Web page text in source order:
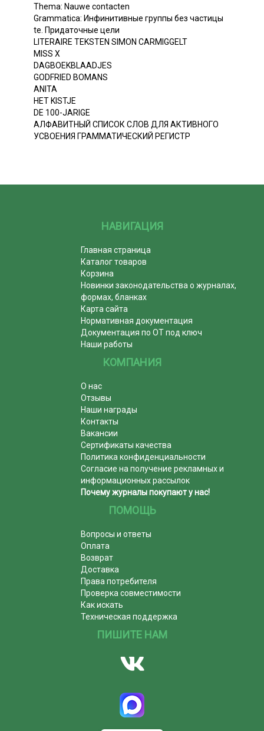
Thema: Nauwe contacten
Grammatica: Инфинитивные группы без частицы
te. Придаточные цели
LITERAIRE TEKSTEN SIMON CARMIGGELT
MISS X
DAGBOEKBLAADJES
GODFRIED BOMANS
ANITA
НЕТ KISTJE
DE 100-JARIGE
АЛФАВИТНЫЙ СПИСОК СЛОВ ДЛЯ АКТИВНОГО
УСВОЕНИЯ ГРАММАТИЧЕСКИЙ РЕГИСТР
НАВИГАЦИЯ
Главная страница
Каталог товаров
Корзина
Новинки законодательства о журналах,
формах, бланках
Карта сайта
Нормативная документация
Документация по ОТ под ключ
Наши работы
КОМПАНИЯ
О нас
Отзывы
Наши награды
Контакты
Вакансии
Сертификаты качества
Политика конфиденциальности
Согласие на получение рекламных и
информационных рассылок
Почему журналы покупают у нас!
ПОМОЩЬ
Вопросы и ответы
Оплата
Возврат
Доставка
Права потребителя
Проверка совместимости
Как искать
Техническая поддержка
ПИШИТЕ НАМ